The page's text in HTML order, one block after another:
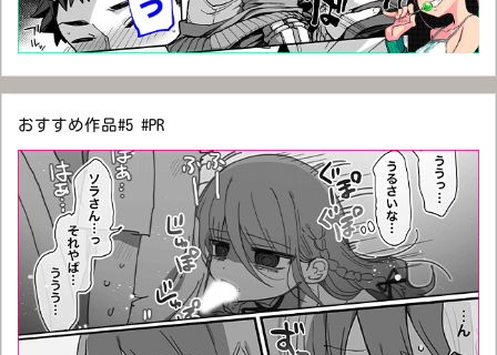
おすすめ作品#5 #PR